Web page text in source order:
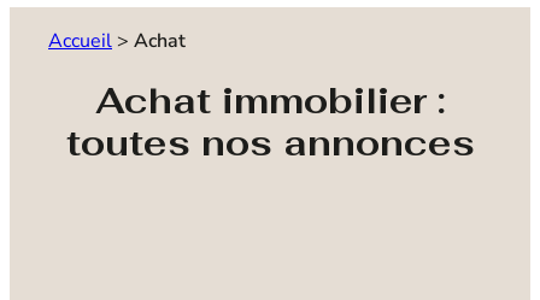
Accueil > Achat
Achat immobilier :
toutes nos annonces